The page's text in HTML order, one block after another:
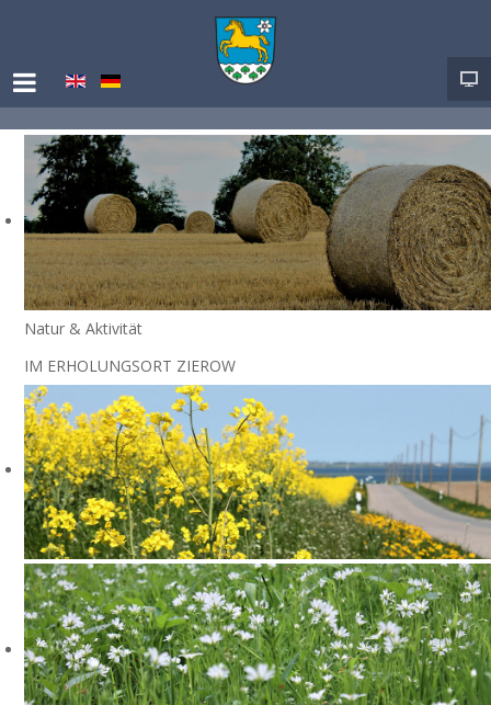
Natur & Aktivität
IM ERHOLUNGSORT ZIEROW